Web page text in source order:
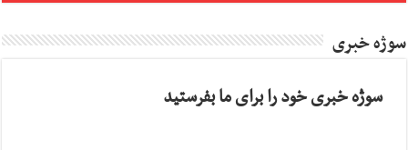
سوژه خبری
سوژه خبری خود را برای ما بفرستید